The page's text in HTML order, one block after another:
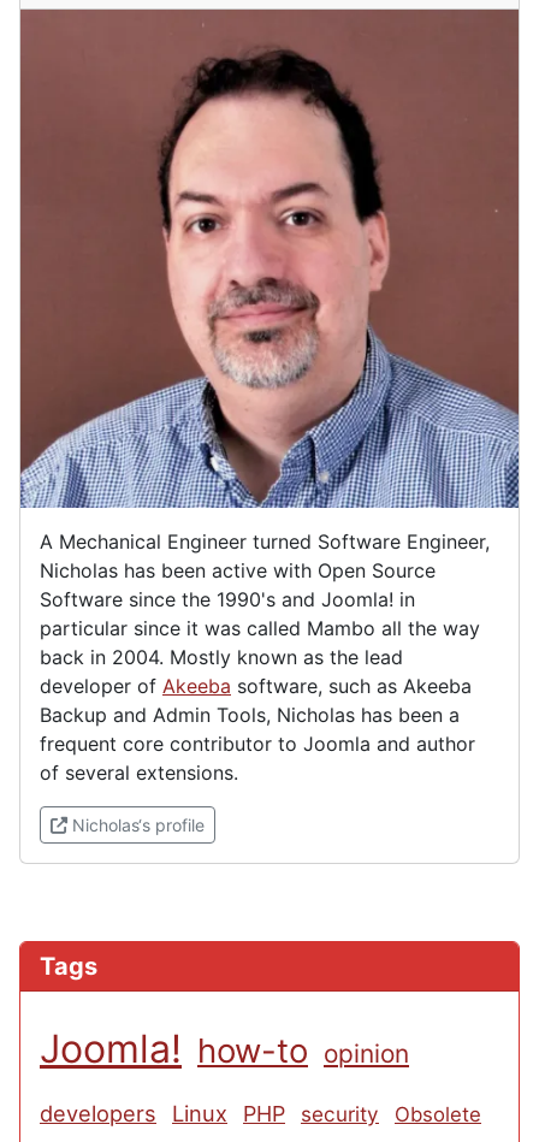
A Mechanical Engineer turned Software Engineer,
Nicholas has been active with Open Source
Software since the 1990's and Joomla! in
particular since it was called Mambo all the way
back in 2004. Mostly known as the lead
developer of Akeeba software, such as Akeeba
Backup and Admin Tools, Nicholas has been a
frequent core contributor to Joomla and author
of several extensions.
Nicholas‘s profile(External link)
Tags
Joomla! how-to opinion
developers Linux PHP security Obsolete